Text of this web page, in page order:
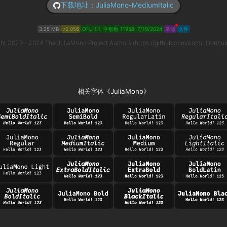
下载地址：JuliaMono-MediumItalic
3.25 MB v0.056 OFL-1.1 字形数 11958 7/19/2024 来源 文件
2020 - 2024 The JuliaMono Project Authors (https://github.com/cormullion/
相关字体《JuliaMono》